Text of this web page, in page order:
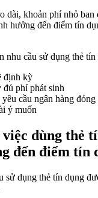
dài, khoản phí nhỏ ban
hưởng đến điểm tín
nhu cầu sử dụng thẻ tín
định kỳ
đủ phí phát sinh
cầu ngân hàng đóng
ý muốn
dùng thẻ
đến điểm tín
sử dụng thẻ tín dụng